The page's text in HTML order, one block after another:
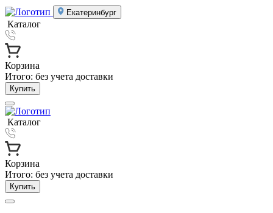
Екатеринбург
Каталог
Корзина
Итого: без учета доставки
Купить
Каталог
Корзина
Итого: без учета доставки
Купить